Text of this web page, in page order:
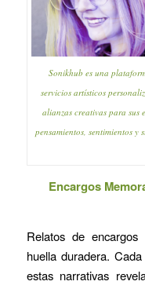
Sonikhub es una
servicios artísticos
alianzas creativas para sus
pensamientos, sentimientos y
Encargos
Relatos de
huella duradera.
estas narrativas